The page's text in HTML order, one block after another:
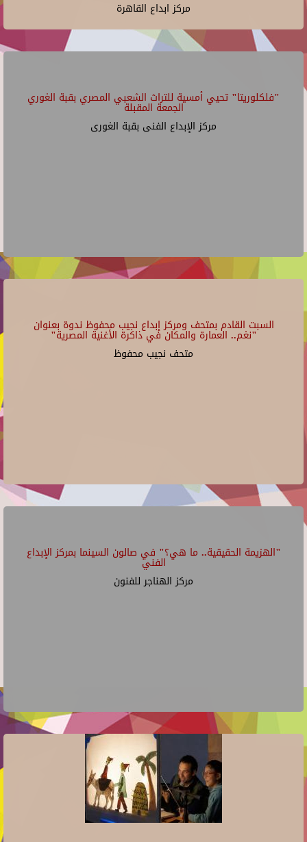
مركز ابداع القاهرة
"فلكلوريتا" تحيي أمسية للتراث الشعبي المصري بقبة الغوري
الجمعة المقبلة
مركز الإبداع الفنى بقبة الغورى
السبت القادم بمتحف ومركز إبداع نجيب محفوظ ندوة بعنوان
"نغم.. العمارة والمكان في ذاكرة الأغنية المصرية"
متحف نجيب محفوظ
"الهزيمة الحقيقية.. ما هي؟" في صالون السينما بمركز الإبداع
الفني
مركز الهناجر للفنون